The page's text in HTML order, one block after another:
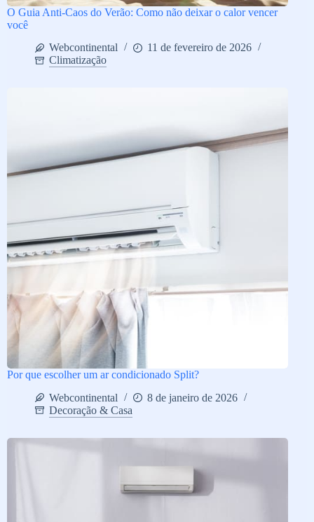
O Guia Anti-Caos do Verão: Como não deixar o calor vencer
você
Webcontinental
11 de fevereiro de 2026
Climatização
Por que escolher um ar condicionado Split?
Webcontinental
8 de janeiro de 2026
Decoração & Casa